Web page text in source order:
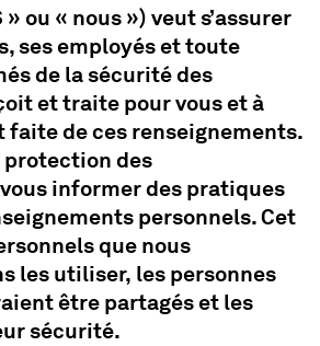
ou « nous ») veut s’assurer
ses employés et toute
de la sécurité des
et traite pour vous et à
de ces renseignements.
protection des
informer des pratiques
personnels. Cet
que nous
les utiliser, les personnes
être partagés et les
sécurité.